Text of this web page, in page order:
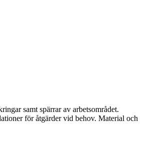
samt spärrar av arbetsområdet.
för åtgärder vid behov. Material och